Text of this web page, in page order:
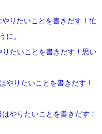
りたいことを書きだす！忙
に。
たいことを書きだす！思い
りたいことを書きだす！
やりたいことを書きだす！